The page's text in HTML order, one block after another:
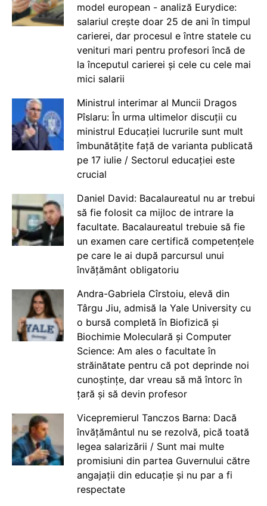
model european - analiză Eurydice:
salariul crește doar 25 de ani în timpul
carierei, dar procesul e între statele cu
venituri mari pentru profesori încă de
la începutul carierei și cele cu cele mai
mici salarii
Ministrul interimar al Muncii Dragos
Pîslaru: În urma ultimelor discuții cu
ministrul Educației lucrurile sunt mult
îmbunătățite față de varianta publicată
pe 17 iulie / Sectorul educației este
crucial
Daniel David: Bacalaureatul nu ar trebui
să fie folosit ca mijloc de intrare la
facultate. Bacalaureatul trebuie să fie
un examen care certifică competențele
pe care le ai după parcursul unui
învățământ obligatoriu
Andra-Gabriela Cîrstoiu, elevă din
Târgu Jiu, admisă la Yale University cu
o bursă completă în Biofizică și
Biochimie Moleculară și Computer
Science: Am ales o facultate în
străinătate pentru că pot deprinde noi
cunoștințe, dar vreau să mă întorc în
țară și să devin profesor
Vicepremierul Tanczos Barna: Dacă
învățământul nu se rezolvă, pică toată
legea salarizării / Sunt mai multe
promisiuni din partea Guvernului către
angajații din educație și nu par a fi
respectate